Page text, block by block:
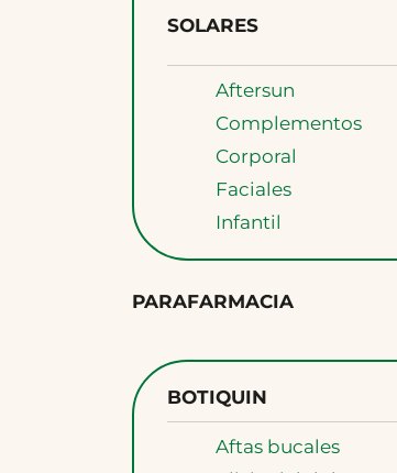
SOLARES
Aftersun
Complementos
Corporal
Faciales
Infantil
PARAFARMACIA
BOTIQUIN
Aftas bucales